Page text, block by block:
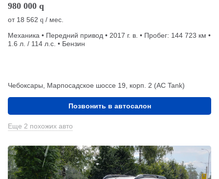
980 000 q
от 18 562 q / мес.
Механика • Передний привод • 2017 г. в. • Пробег: 144 723 км •
1.6 л. / 114 л.с. • Бензин
Чебоксары, Марпосадское шоссе 19, корп. 2 (АС Tank)
Позвонить в автосалон
Еще 2 похожих авто